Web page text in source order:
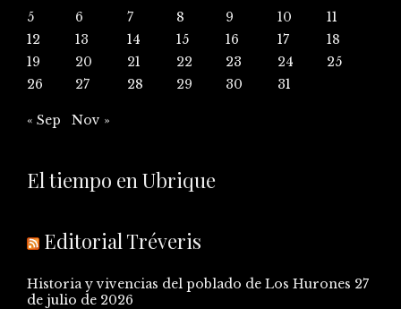
5
6 7 8 9 10
11
12
13 14 15 16 17
18
19
20 21 22 23 24
25
26
27 28 29 30 31
« Sep Nov »
El tiempo en Ubrique
Editorial Tréveris
Historia y vivencias del poblado de Los Hurones 27
de julio de 2026